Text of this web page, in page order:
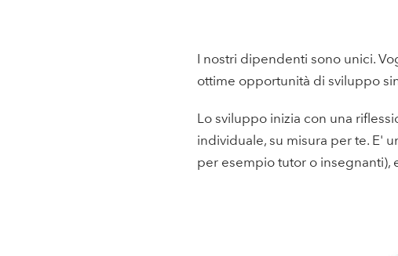
I nostri dipendenti sono unici.
ottime opportunità di sviluppo
Lo sviluppo inizia con una
individuale, su misura per te. E'
per esempio tutor o insegnanti),